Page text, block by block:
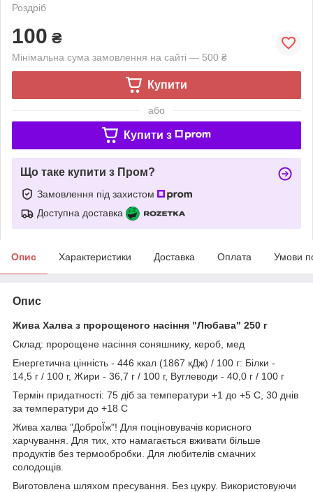
Роздріб
100 ₴
Мінімальна сума замовлення на сайті — 500 ₴
Купити
або
Купити з
Що таке купити з Пром?
Замовлення під захистом
Доступна доставка
Опис Характеристики Доставка Оплата Умови
Опис
Жива Халва з пророщеного насіння "Любава" 250 г
Склад: пророщене насіння соняшнику, кероб, мед
Енергетична цінність - 446 ккал (1867 кДж) / 100 г: Білки -
14,5 г / 100 г, Жири - 36,7 г / 100 г, Вуглеводи - 40,0 г / 100 г
Термін придатності: 75 діб за температури +1 до +5 С, 30 днів
за температури до +18 С
Жива халва "ДоброЇж"! Для поціновувачів корисного
харчування. Для тих, хто намагається вживати більше
продуктів без термообробки. Для любителів смачних
солодощів.
Виготовлена шляхом пресування. Без цукру. Використовуючи